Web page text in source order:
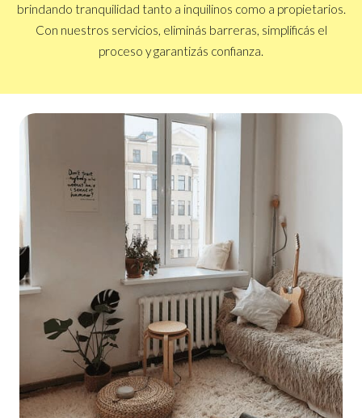
brindando tranquilidad tanto a inquilinos como a propietarios.
Con nuestros servicios, eliminás barreras, simplificás el
proceso y garantizás confianza.